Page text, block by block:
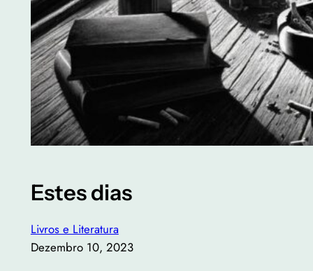
Estes dias
Livros e Literatura
Dezembro 10, 2023